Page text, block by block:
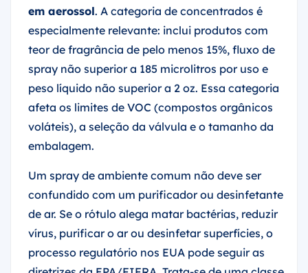
em aerossol. A categoria de concentrados é
especialmente relevante: inclui produtos com
teor de fragrância de pelo menos 15%, fluxo de
spray não superior a 185 microlitros por uso e
peso líquido não superior a 2 oz. Essa categoria
afeta os limites de VOC (compostos orgânicos
voláteis), a seleção da válvula e o tamanho da
embalagem.
Um spray de ambiente comum não deve ser
confundido com um purificador ou desinfetante
de ar. Se o rótulo alega matar bactérias, reduzir
vírus, purificar o ar ou desinfetar superfícies, o
processo regulatório nos EUA pode seguir as